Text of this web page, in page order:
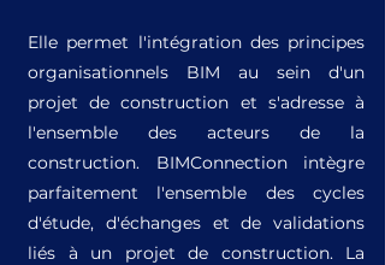
Elle permet l'intégration des principes
organisationnels BIM au sein d'un
projet de construction et s'adresse à
l'ensemble des acteurs de la
construction. BIMConnection intègre
parfaitement l'ensemble des cycles
d'étude, d'échanges et de validations
liés à un projet de construction. La